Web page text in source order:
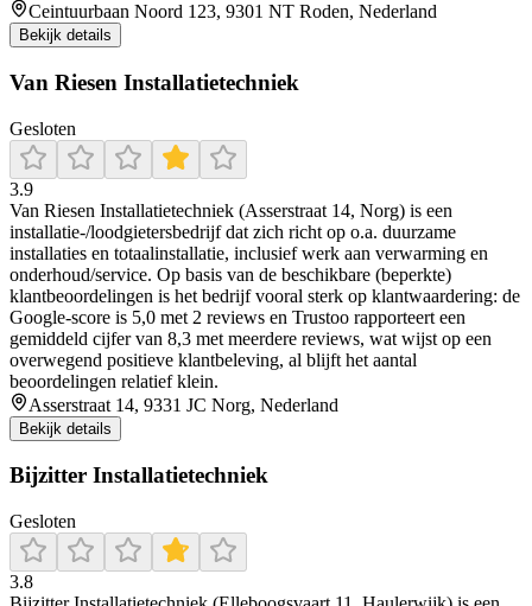
Ceintuurbaan Noord 123, 9301 NT Roden, Nederland
Bekijk details
Van Riesen Installatietechniek
Gesloten
3.9
Van Riesen Installatietechniek (Asserstraat 14, Norg) is een
installatie-/loodgietersbedrijf dat zich richt op o.a. duurzame
installaties en totaalinstallatie, inclusief werk aan verwarming en
onderhoud/service. Op basis van de beschikbare (beperkte)
klantbeoordelingen is het bedrijf vooral sterk op klantwaardering: de
Google-score is 5,0 met 2 reviews en Trustoo rapporteert een
gemiddeld cijfer van 8,3 met meerdere reviews, wat wijst op een
overwegend positieve klantbeleving, al blijft het aantal
beoordelingen relatief klein.
Asserstraat 14, 9331 JC Norg, Nederland
Bekijk details
Bijzitter Installatietechniek
Gesloten
3.8